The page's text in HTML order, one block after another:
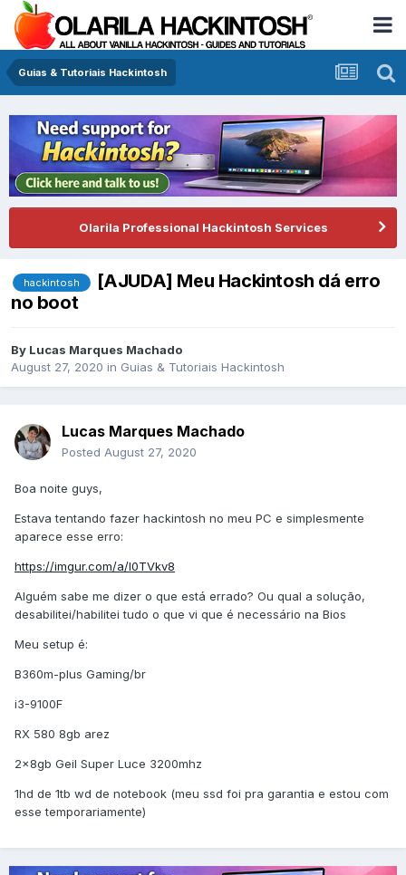
Guias & Tutoriais Hackintosh
Olarila Professional Hackintosh Services
hackintosh
[AJUDA] Meu Hackintosh dá erro
no boot
By Lucas Marques Machado
August 27, 2020 in Guias & Tutoriais Hackintosh
Lucas Marques Machado
Posted August 27, 2020
Boa noite guys,
Estava tentando fazer hackintosh no meu PC e simplesmente
aparece esse erro:
https://imgur.com/a/I0TVkv8
Alguém sabe me dizer o que está errado? Ou qual a solução,
desabilitei/habilitei tudo o que vi que é necessário na Bios
Meu setup é:
B360m-plus Gaming/br
i3-9100F
RX 580 8gb arez
2x8gb Geil Super Luce 3200mhz
1hd de 1tb wd de notebook (meu ssd foi pra garantia e estou com
esse temporariamente)